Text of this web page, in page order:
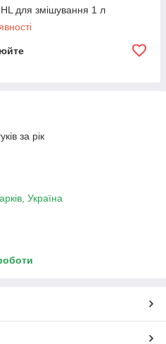
для змішування 1 л
за рік
Україна